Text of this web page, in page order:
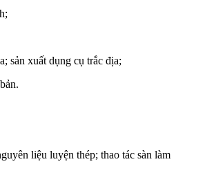
sản xuất dụng cụ trắc địa;
liệu luyện thép; thao tác sàn làm